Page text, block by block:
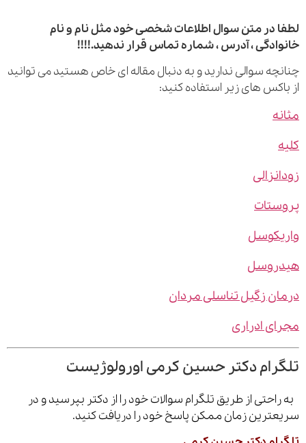
در متن سوال اطلاعات شخصی خود مثل نام و نام
، آدرس ، شماره تماس قرار ندهید.!!!!
سوالی ندارید و به دنبال مقاله ای خاص هستید می توانید
های زیر استفاده کنید:
زگیل تناسلی مردان
ادراری
دکتر حسین کرمی اورولوژیست
از طریق تلگرام سوالات خود را از دکتر بپرسید و در
زمان ممکن پاسخ خود را دریافت کنید.